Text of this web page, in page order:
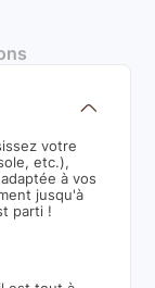
votre
etc.),
à vos
jusqu'à
parti !